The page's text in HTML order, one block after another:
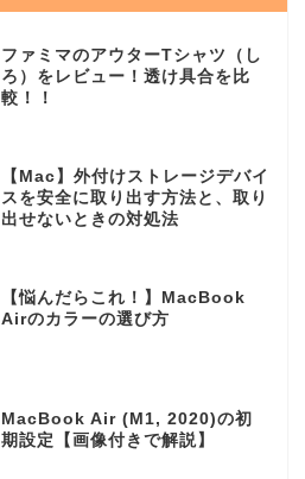
ファミマのアウターTシャツ（し
ろ）をレビュー！透け具合を比
較！！
【Mac】外付けストレージデバイ
スを安全に取り出す方法と、取り
出せないときの対処法
【悩んだらこれ！】MacBook
Airのカラーの選び方
MacBook Air (M1, 2020)の初
期設定【画像付きで解説】